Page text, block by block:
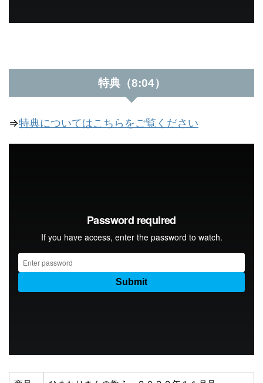
特典（8:04）
⇒特典についてはこちらをご覧ください